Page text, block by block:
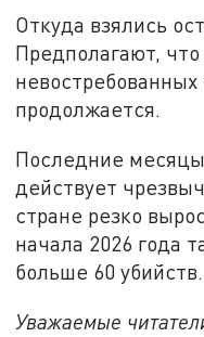
Откуда взялись
Предполагают, что
продолжается.
Последние
действует
стране резко
начала 2026 года
больше 60 убийств.
Уважаемые